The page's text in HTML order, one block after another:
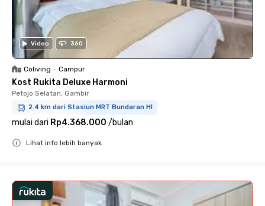
Video 360
Coliving • Campur
Kost Rukita Deluxe Harmoni
Petojo Selatan, Gambir
2.4 km dari Stasiun MRT Bundaran HI
mulai dari Rp4.368.000 /bulan
Lihat info lebih banyak